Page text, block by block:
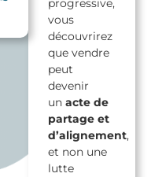
progressive,
vous
découvrirez
que vendre
peut
devenir
unacte de
partage et
d’alignement,
et non une
lutte